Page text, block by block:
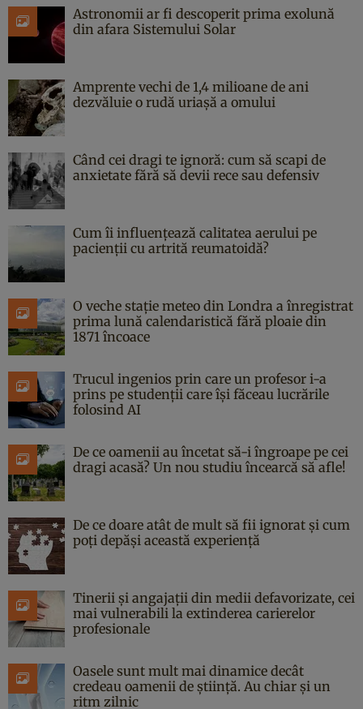
Astronomii ar fi descoperit prima exolună
din afara Sistemului Solar
Amprente vechi de 1,4 milioane de ani
dezvăluie o rudă uriașă a omului
Când cei dragi te ignoră: cum să scapi de
anxietate fără să devii rece sau defensiv
Cum îi influențează calitatea aerului pe
pacienții cu artrită reumatoidă?
O veche stație meteo din Londra a înregistrat
prima lună calendaristică fără ploaie din
1871 încoace
Trucul ingenios prin care un profesor i-a
prins pe studenții care își făceau lucrările
folosind AI
De ce oamenii au încetat să-i îngroape pe cei
dragi acasă? Un nou studiu încearcă să afle!
De ce doare atât de mult să fii ignorat și cum
poți depăși această experiență
Tinerii și angajații din medii defavorizate, cei
mai vulnerabili la extinderea carierelor
profesionale
Oasele sunt mult mai dinamice decât
credeau oamenii de știință. Au chiar și un
ritm zilnic